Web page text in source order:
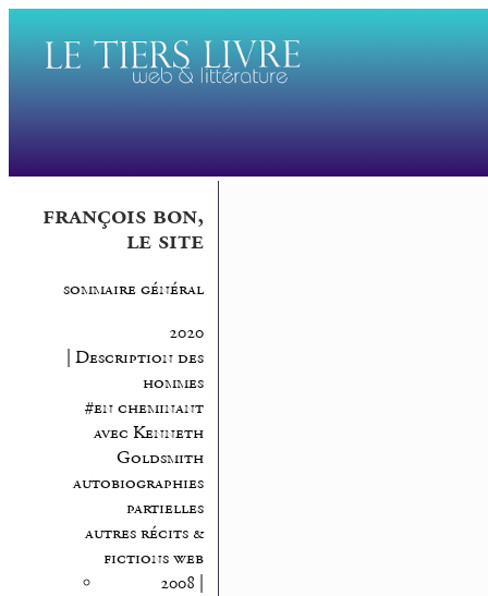
françois bon,
le site
sommaire général
2020
| Description des
hommes
#en cheminant
avec Kenneth
Goldsmith
autobiographies
partielles
autres récits &
fictions web
2008 |